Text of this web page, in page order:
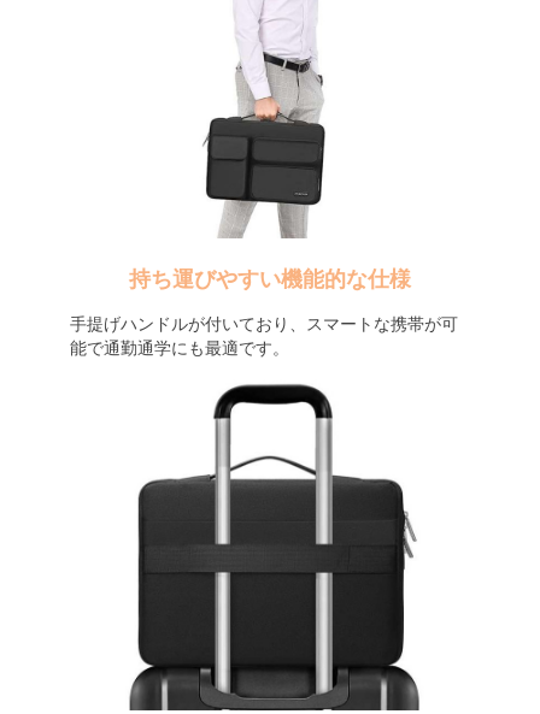
持ち運びやすい機能的な仕様
手提げハンドルが付いており、スマートな携帯が可
能で通勤通学にも最適です。